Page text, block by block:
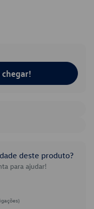
deste produto?
para ajudar!